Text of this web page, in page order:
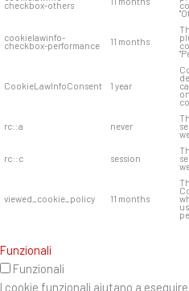
checkbox-others
cookielawinfo-
checkbox-performance 11 months
CookieLawInfoConsent 1 year
rc::a never
rc::c session
viewed_cookie_policy 11 months
Funzionali
Funzionali
I cookie funzionali aiutano a